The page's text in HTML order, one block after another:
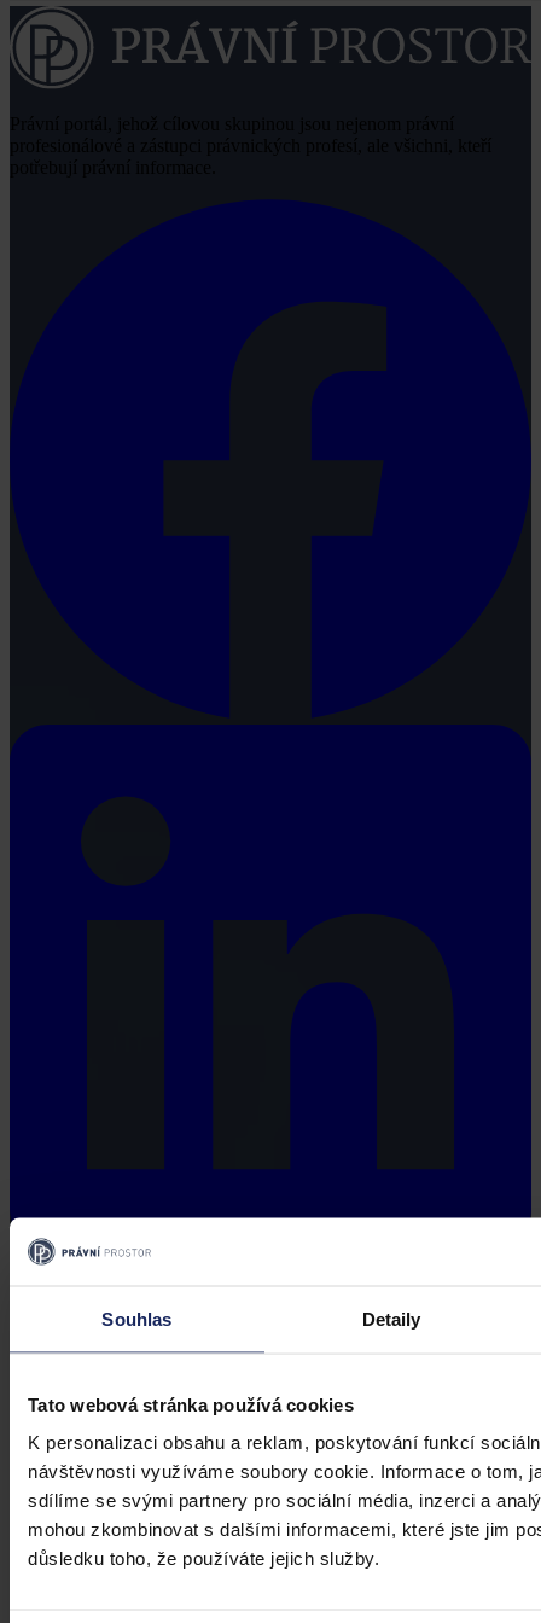
Souhlas Detaily
Tato webová stránka používá cookies
K personalizaci obsahu a reklam, poskytování funkcí
návštěvnosti využíváme soubory cookie. Informace o tom,
sdílíme se svými partnery pro sociální média, inzerci a
mohou zkombinovat s dalšími informacemi, které jste jim
důsledku toho, že používáte jejich služby.